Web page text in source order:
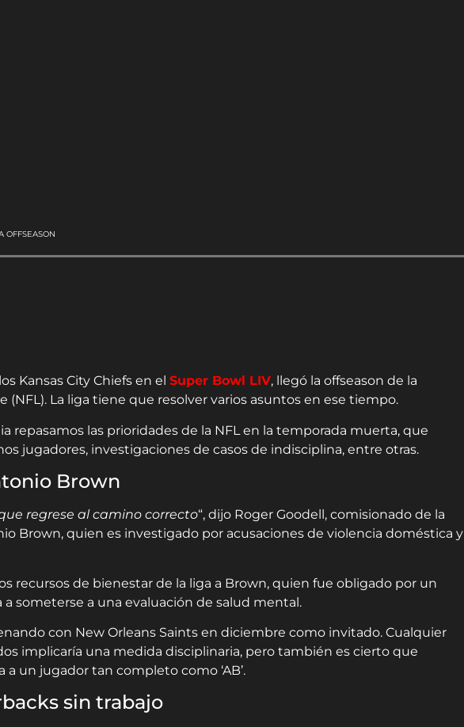
OFFSEASON
Kansas City Chiefs en el Super Bowl LIV, llegó la offseason de la
(NFL). La liga tiene que resolver varios asuntos en ese tiempo.
repasamos las prioridades de la NFL en la temporada muerta, que
jugadores, investigaciones de casos de indisciplina, entre otras.
Brown
regrese al camino correcto“, dijo Roger Goodell, comisionado de la
Brown, quien es investigado por acusaciones de violencia doméstica y
recursos de bienestar de la liga a Brown, quien fue obligado por un
a someterse a una evaluación de salud mental.
con New Orleans Saints en diciembre como invitado. Cualquier
implicaría una medida disciplinaria, pero también es cierto que
un jugador tan completo como ‘AB’.
sin trabajo